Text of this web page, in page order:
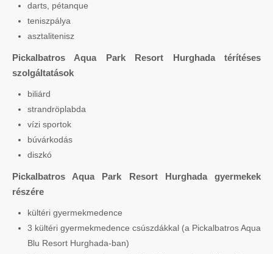
darts, pétanque
teniszpálya
asztalitenisz
Pickalbatros Aqua Park Resort Hurghada térítéses
szolgáltatások
biliárd
strandröplabda
vízi sportok
búvárkodás
diszkó
Pickalbatros Aqua Park Resort Hurghada gyermekek
részére
kültéri gyermekmedence
3 kültéri gyermekmedence csúszdákkal (a Pickalbatros Aqua
Blu Resort Hurghada-ban)